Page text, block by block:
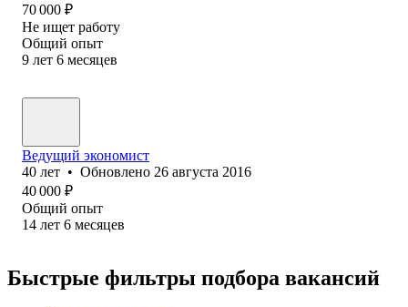
70 000 ₽
Не ищет работу
Общий опыт
9 лет 6 месяцев
Ведущий экономист
40 лет • Обновлено 26 августа 2016
40 000 ₽
Общий опыт
14 лет 6 месяцев
Быстрые фильтры подбора вакансий